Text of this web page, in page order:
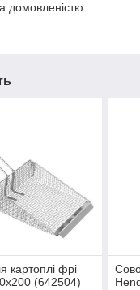
домовленістю
картоплі фрі
(642504)